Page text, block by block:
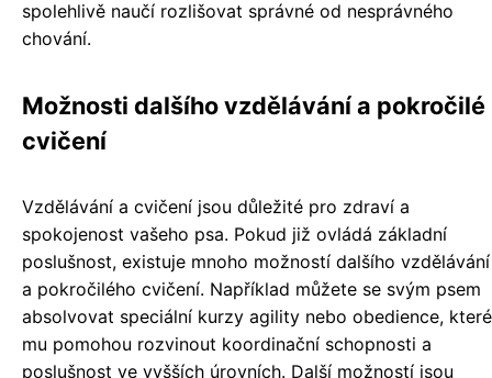
spolehlivě naučí rozlišovat správné od nesprávného
chování.
Možnosti dalšího vzdělávání a pokročilé
cvičení
Vzdělávání a cvičení jsou důležité pro zdraví a
spokojenost vašeho psa. Pokud již ovládá základní
poslušnost, existuje mnoho možností dalšího vzdělávání
a pokročilého cvičení. Například můžete se svým psem
absolvovat speciální kurzy agility nebo obedience, které
mu pomohou rozvinout koordinační schopnosti a
poslušnost ve vyšších úrovních. Další možností jsou